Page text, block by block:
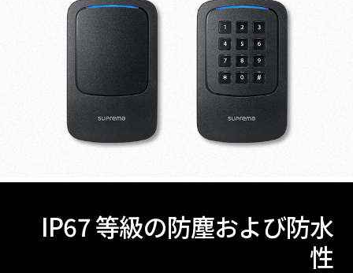
IP67 等級の防塵および防水
性